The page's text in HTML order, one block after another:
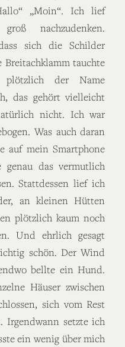
„Moin“. Ich lief
nachzudenken.
sich die Schilder
tauchte
der Name
das gehört vielleicht
nicht. Ich war
Was auch daran
auf mein Smartphone
genau das vermutlich
Stattdessen lief ich
an kleinen Hütten
plötzlich kaum noch
Und ehrlich gesagt
schön. Der Wind
bellte ein Hund.
Häuser zwischen
sich vom Rest
Irgendwann setzte ich
ein wenig über mich